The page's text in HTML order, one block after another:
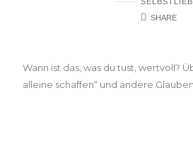
SHARE
Wann ist das, was du tust, wertvoll?
alleine schaffen“ und andere